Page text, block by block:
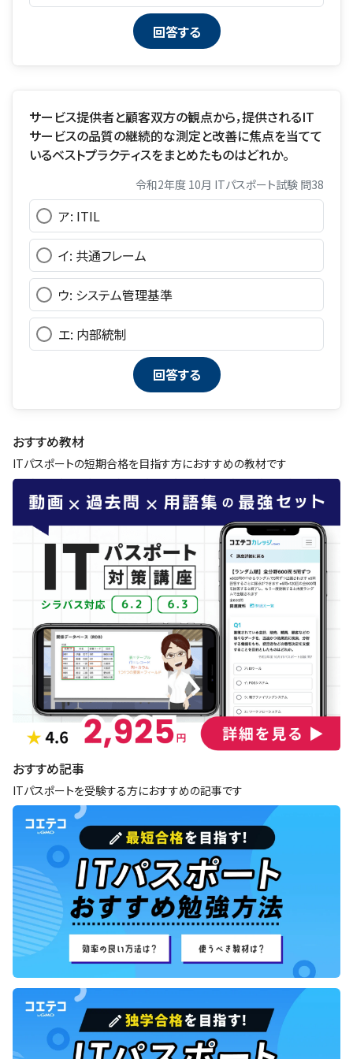
サービス提供者と顧客双方の観点から，提供されるIT
サービスの品質の継続的な測定と改善に焦点を当てて
いるベストプラクティスをまとめたものはどれか。
令和2年度 10月 ITパスポート試験 問38
ア: ITIL
イ: 共通フレーム
ウ: システム管理基準
エ: 内部統制
おすすめ教材
ITパスポートの短期合格を目指す方におすすめの教材です
おすすめ記事
ITパスポートを受験する方におすすめの記事です